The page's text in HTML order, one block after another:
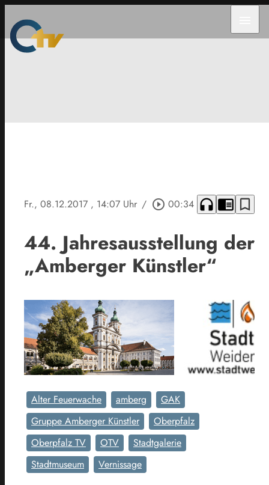
Fr., 08.12.2017 , 14:07 Uhr / play_circle_outline 00:34 headphones chrome_reader_mode bookmark_border
44. Jahresausstellung der
„Amberger Künstler“
Alter Feuerwache amberg
GAK
Gruppe Amberger Künstler
Oberpfalz
Oberpfalz TV
OTV
Stadtgalerie
Stadtmuseum
Vernissage